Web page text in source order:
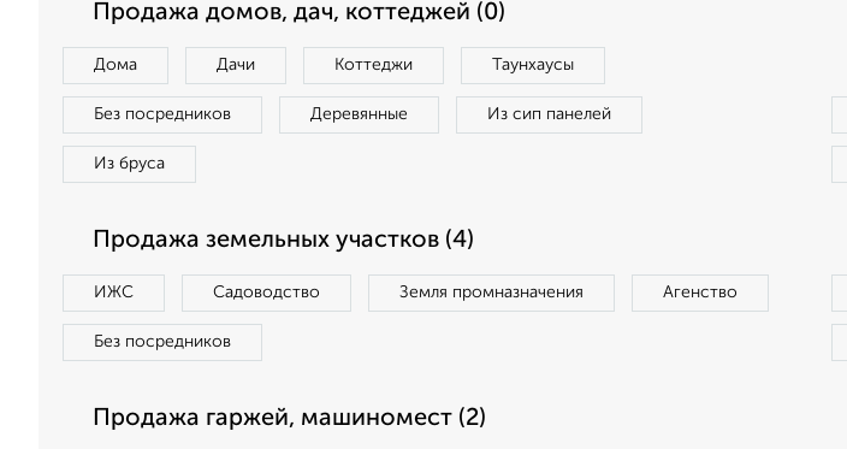
Продажа домов, дач, коттеджей (0)
Дома Дачи Коттеджи Таунхаусы
Без посредников Деревянные Из сип панелей
Из бруса
Продажа земельных участков (4)
ИЖС Садоводство Земля промназначения Агенство
Без посредников
Продажа гаржей, машиномест (2)